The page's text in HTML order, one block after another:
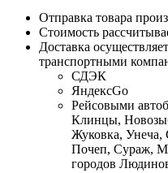
Отправка товара
Стоимость
Доставка
транспортными
СДЭК
ЯндексGo
Рейсовыми
Клинцы,
Жуковка, Унеча,
Почеп, Сураж,
городов